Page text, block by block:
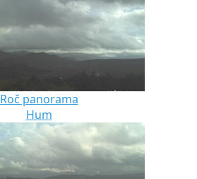
Roč panorama
Hum